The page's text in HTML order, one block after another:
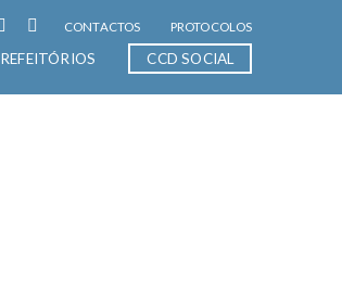
CONTACTOS PROTOCOLOS
REFEITÓRIOS CCD SOCIAL